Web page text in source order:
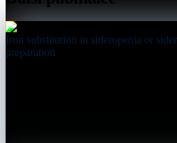
Iron substitution in sideropenia or
preparation